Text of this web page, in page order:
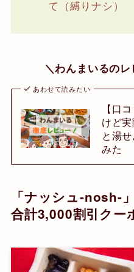
て（縛りナシ）
＼わんまいるの
あわせて読みたい
【口
けど
と湯
みた
「ナッシュ-nosh-
合計3,000割引クー